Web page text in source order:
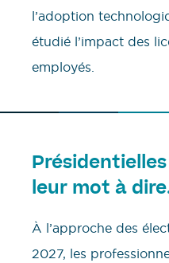
l’adoption
étudié l’impact des
employés.
Présidentielles
leur mot à
À l’approche des
2027, les